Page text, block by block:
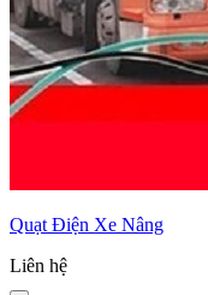
Quạt Điện Xe Nâng
Liên hệ